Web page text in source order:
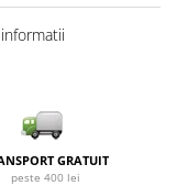
GRATUIT
peste 400 lei